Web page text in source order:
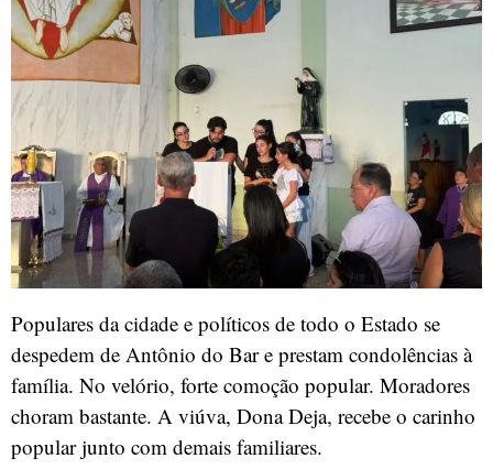
Populares da cidade e políticos de todo o Estado se
despedem de Antônio do Bar e prestam condolências à
família. No velório, forte comoção popular. Moradores
choram bastante. A viúva, Dona Deja, recebe o carinho
popular junto com demais familiares.